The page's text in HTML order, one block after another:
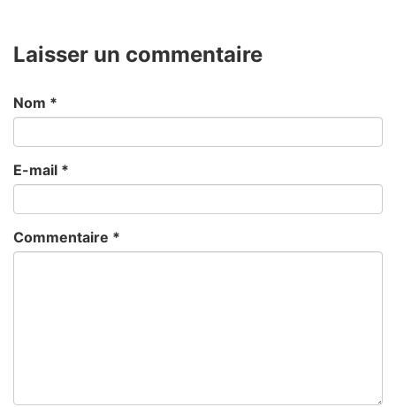
Laisser un commentaire
Nom *
E-mail *
Commentaire *